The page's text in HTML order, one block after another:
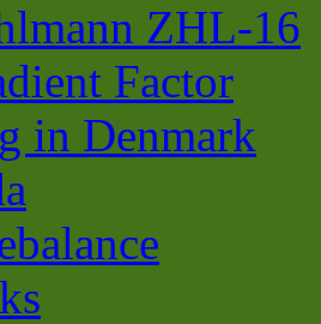
ZHL-16
Factor
in Denmark